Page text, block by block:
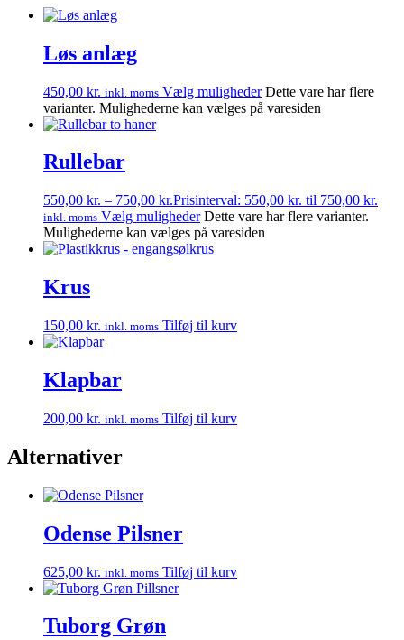
Løs anlæg
450,00 kr. inkl. moms Vælg muligheder Dette vare har flere
varianter. Mulighederne kan vælges på varesiden
Rullebar
550,00 kr. – 750,00 kr.Prisinterval: 550,00 kr. til 750,00 kr.
inkl. moms Vælg muligheder Dette vare har flere varianter.
Mulighederne kan vælges på varesiden
Krus
150,00 kr. inkl. moms Tilføj til kurv
Klapbar
200,00 kr. inkl. moms Tilføj til kurv
Alternativer
Odense Pilsner
625,00 kr. inkl. moms Tilføj til kurv
Tuborg Grøn